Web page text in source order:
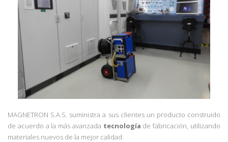
MAGNETRON S.A.S. suministra a sus clientes un producto construido
de acuerdo a la más avanzada tecnología de fabricación, utilizando
materiales nuevos de la mejor calidad.